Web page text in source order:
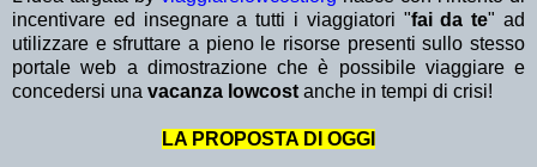
incentivare ed insegnare a tutti i viaggiatori "fai da te" ad
utilizzare e sfruttare a pieno le risorse presenti sullo stesso
portale web a dimostrazione che è possibile viaggiare e
concedersi una vacanza lowcost anche in tempi di crisi!
LA PROPOSTA DI OGGI